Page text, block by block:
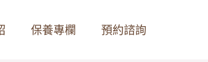
保養專欄 預約諮詢